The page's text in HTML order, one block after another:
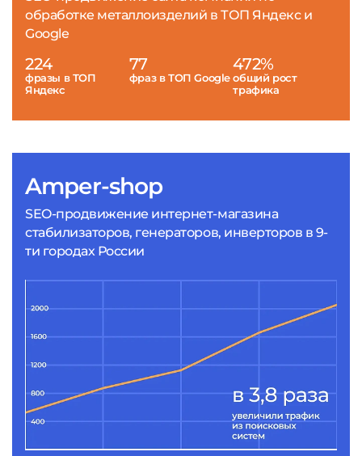
Amper-shop
SEO-продвижение интернет-магазина
стабилизаторов, генераторов, инверторов в 9-
ти городах России
обработке металлоизделий в ТОП Яндекс и
Google
224
фразы в ТОП
Яндекс
77
фраз в ТОП Google
472%
общий рост
трафика